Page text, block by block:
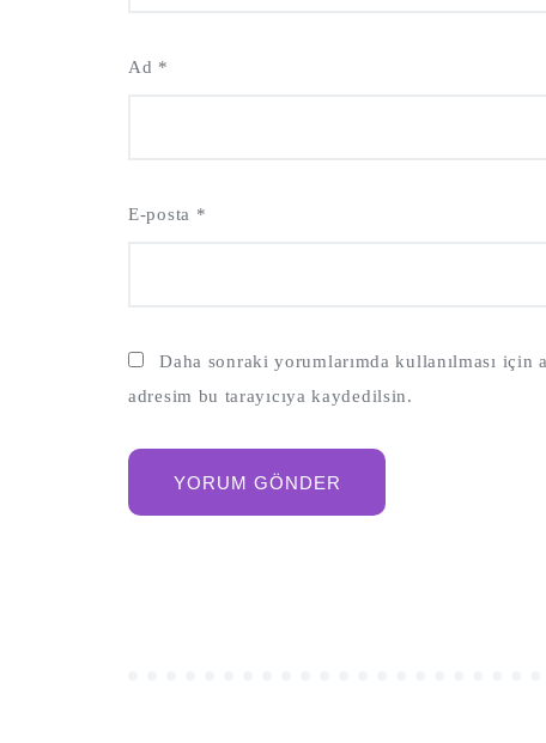
Ad *
E-posta *
Daha sonraki yorumlarımda kullanılması için
adresim bu tarayıcıya kaydedilsin.